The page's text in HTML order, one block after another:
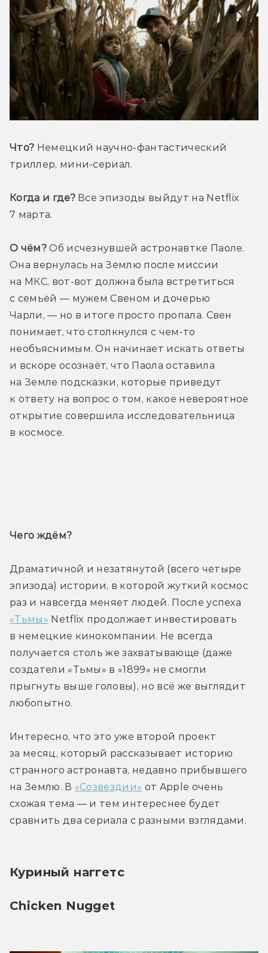
Что? Немецкий научно-фантастический
триллер, мини-сериал.
Когда и где? Все эпизоды выйдут на Netflix
7 марта.
О чём? Об исчезнувшей астронавтке Паоле.
Она вернулась на Землю после миссии
на МКС, вот-вот должна была встретиться
с семьёй — мужем Свеном и дочерью
Чарли, — но в итоге просто пропала. Свен
понимает, что столкнулся с чем-то
необъяснимым. Он начинает искать ответы
и вскоре осознаёт, что Паола оставила
на Земле подсказки, которые приведут
к ответу на вопрос о том, какое невероятное
открытие совершила исследовательница
в космосе.
Чего ждём?
Драматичной и незатянутой (всего четыре
эпизода) истории, в которой жуткий космос
«Тьмы» Netflix продолжает инвестировать
в немецкие кинокомпании. Не всегда
получается столь же захватывающе (даже
создатели «Тьмы» в «1899» не смогли
прыгнуть выше головы), но всё же выглядит
любопытно.
Интересно, что это уже второй проект
за месяц, который рассказывает историю
странного астронавта, недавно прибывшего
на Землю. В «Созвездии» от Apple очень
схожая тема — и тем интереснее будет
сравнить два сериала с разными взглядами.
Куриный наггетс
Chicken Nugget